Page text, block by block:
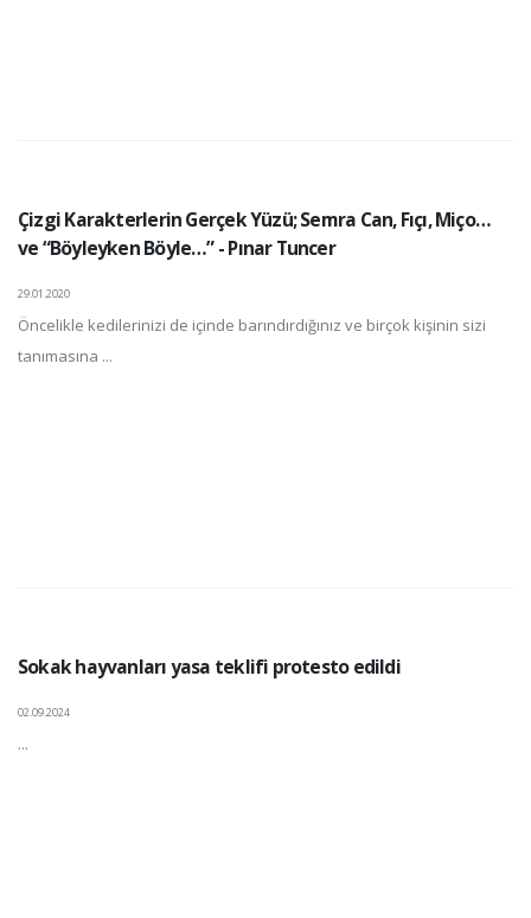
Çizgi Karakterlerin Gerçek Yüzü; Semra Can, Fıçı, Miço…
ve “Böyleyken Böyle…” - Pınar Tuncer
29.01.2020
Öncelikle kedilerinizi de içinde barındırdığınız ve birçok kişinin sizi
tanımasına ...
Sokak hayvanları yasa teklifi protesto edildi
02.09.2024
...